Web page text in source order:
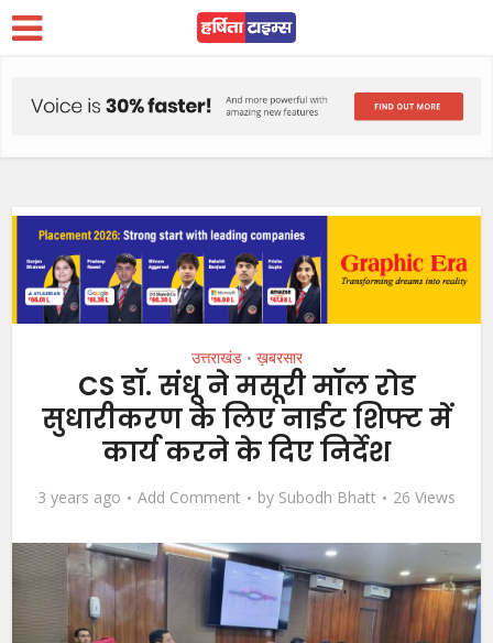
उत्तराखंड • ख़बरसार
CS डॉ. संधू ने मसूरी मॉल रोड
सुधारीकरण के लिए नाईट शिफ्ट में
कार्य करने के दिए निर्देश
3 years ago Add Comment by Subodh Bhatt 26 Views